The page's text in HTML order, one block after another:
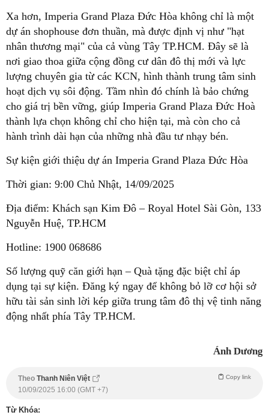
Xa hơn, Imperia Grand Plaza Đức Hòa không chỉ là một
dự án shophouse đơn thuần, mà được định vị như "hạt
nhân thương mại" của cả vùng Tây TP.HCM. Đây sẽ là
nơi giao thoa giữa cộng đồng cư dân đô thị mới và lực
lượng chuyên gia từ các KCN, hình thành trung tâm sinh
hoạt dịch vụ sôi động. Tầm nhìn đó chính là bảo chứng
cho giá trị bền vững, giúp Imperia Grand Plaza Đức Hoà
thành lựa chọn không chỉ cho hiện tại, mà còn cho cả
hành trình dài hạn của những nhà đầu tư nhạy bén.
Sự kiện giới thiệu dự án Imperia Grand Plaza Đức Hòa
Thời gian: 9:00 Chủ Nhật, 14/09/2025
Địa điểm: Khách sạn Kim Đô – Royal Hotel Sài Gòn, 133
Nguyễn Huệ, TP.HCM
Hotline: 1900 068686
Số lượng quỹ căn giới hạn – Quà tặng đặc biệt chỉ áp
dụng tại sự kiện. Đăng ký ngay để không bỏ lỡ cơ hội sở
hữu tài sản sinh lời kép giữa trung tâm đô thị vệ tinh năng
động nhất phía Tây TP.HCM.
Ánh Dương
Theo Thanh Niên Việt Copy link
10/09/2025 16:00 (GMT +7)
Từ Khóa: